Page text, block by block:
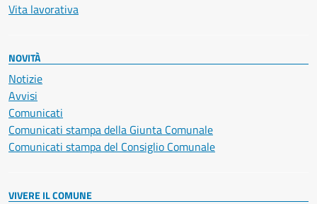
Vita lavorativa
NOVITÀ
Notizie
Avvisi
Comunicati
Comunicati stampa della Giunta Comunale
Comunicati stampa del Consiglio Comunale
VIVERE IL COMUNE